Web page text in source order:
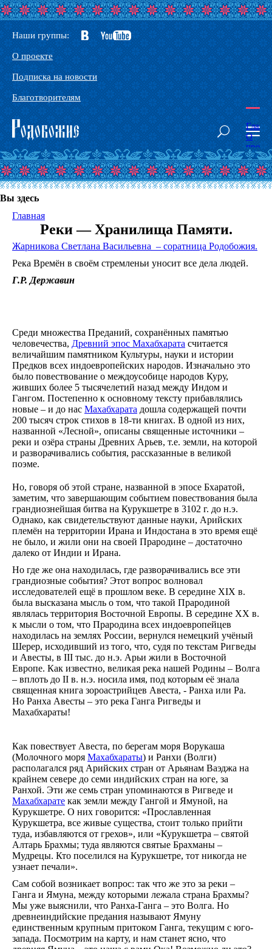
Наши группы:
О проекте
Подписка на новости
Благотворителям
О
Наши
-
Песни
Речи
дней
Вы здесь
Главная
Реки — Хранилища Памяти.
Жарникова Светлана Васильевна – соратница Родобожия.
Река Времён в своём стремленьи уносит все дела людей.
Г.Р. Державин
Среди множества Преданий, сохранённых памятью
человечества, Древний эпос Махабхарата считается
величайшим памятником Культуры, науки и истории
Предков всех индоевропейских народов. Изначально это
было повествование о междоусобице народов Куру,
живших более 5 тысячелетий назад между Индом и
Гангом. Постепенно к основному тексту прибавлялись
новые – и до нас Махабхарата дошла содержащей почти
200 тысяч строк стихов в 18-ти книгах. В одной из них,
названной «Лесной», описаны священные источники –
реки и озёра страны Древних Арьев, т.е. земли, на которой
и разворачивались события, рассказанные в великой
поэме.
Но, говоря об этой стране, названной в эпосе Бхаратой,
заметим, что завершающим событием повествования была
грандиознейшая битва на Курукшетре в 3102 г. до н.э.
Однако, как свидетельствуют данные науки, Арийских
племён на территории Ирана и Индостана в это время ещё
не было, и жили они на своей Прародине – достаточно
далеко от Индии и Ирана.
Но где же она находилась, где разворачивались все эти
грандиозные события? Этот вопрос волновал
исследователей ещё в прошлом веке. В середине XIX в.
была высказана мысль о том, что такой Прародиной
являлась территория Восточной Европы. В середине XX в.
к мысли о том, что Прародина всех индоевропейцев
находилась на землях России, вернулся немецкий учёный
Шерер, исходивший из того, что, судя по текстам Ригведы
и Авесты, в III тыс. до н.э. Арьи жили в Восточной
Европе. Как известно, великая река нашей Родины – Волга
– вплоть до II в. н.э. носила имя, под которым её знала
священная книга зороастрийцев Авеста, - Ранха или Ра.
Но Ранха Авесты – это река Ганга Ригведы и
Махабхараты!
Как повествует Авеста, по берегам моря Ворукаша
(Молочного моря Махабхараты) и Ранхи (Волги)
располагался ряд Арийских стран от Арьянам Ваэджа на
крайнем севере до семи индийских стран на юге, за
Ранхой. Эти же семь стран упоминаются в Ригведе и
Махабхарате как земли между Гангой и Ямуной, на
Курукшетре. О них говорится: «Прославленная
Курукшетра, все живые существа, стоит только прийти
туда, избавляются от грехов», или «Курукшетра – святой
Алтарь Брахмы; туда являются святые Брахманы –
Мудрецы. Кто поселился на Курукшетре, тот никогда не
узнает печали».
Сам собой возникает вопрос: так что же это за реки –
Ганга и Ямуна, между которыми лежала страна Брахмы?
Мы уже выяснили, что Ранха-Ганга – это Волга. Но
древнеиндийские предания называют Ямуну
единственным крупным притоком Ганга, текущим с юго-
запада. Посмотрим на карту, и нам станет ясно, что